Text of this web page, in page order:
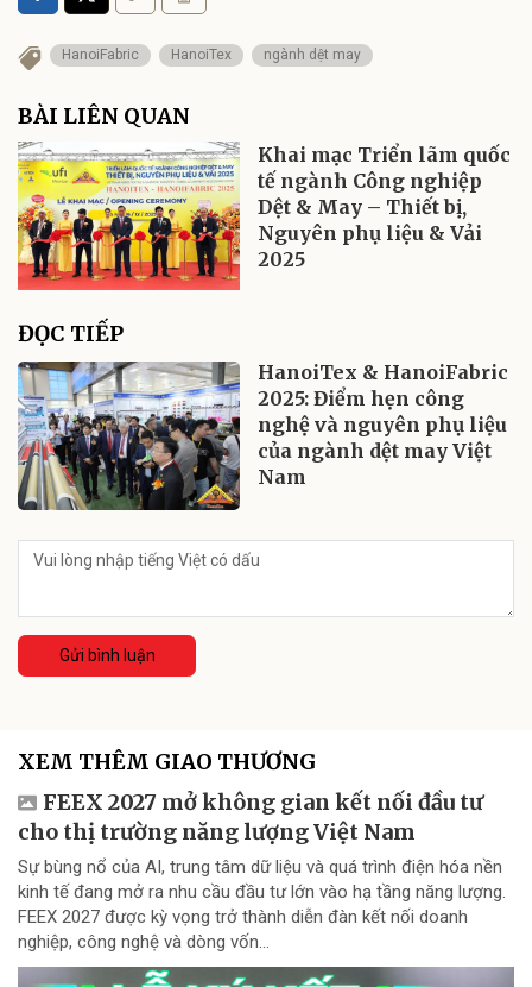
HanoiFabric HanoiTex ngành dệt may
BÀI LIÊN QUAN
Khai mạc Triển lãm quốc
tế ngành Công nghiệp
Dệt & May – Thiết bị,
Nguyên phụ liệu & Vải
2025
ĐỌC TIẾP
HanoiTex & HanoiFabric
2025: Điểm hẹn công
nghệ và nguyên phụ liệu
của ngành dệt may Việt
Nam
Gửi bình luận
XEM THÊM GIAO THƯƠNG
FEEX 2027 mở không gian kết nối đầu tư
cho thị trường năng lượng Việt Nam
Sự bùng nổ của AI, trung tâm dữ liệu và quá trình điện hóa nền
kinh tế đang mở ra nhu cầu đầu tư lớn vào hạ tầng năng lượng.
FEEX 2027 được kỳ vọng trở thành diễn đàn kết nối doanh
nghiệp, công nghệ và dòng vốn...